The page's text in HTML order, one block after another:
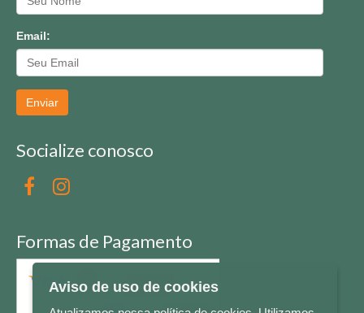
Email:
Enviar
Socialize conosco
Formas de Pagamento
Aviso de uso de cookies